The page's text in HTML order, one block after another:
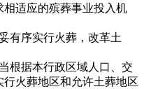
适应的殡葬事业投入机
有序实行火葬，改革土
根据本行政区域人口、交
火葬地区和允许土葬地区